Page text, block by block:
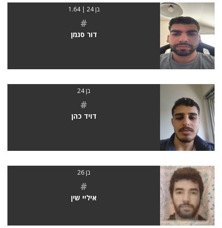
בן 24 | 1.64
#
דור סגמן
בן 24
#
דויד כהן
בן 26
#
איליי שין